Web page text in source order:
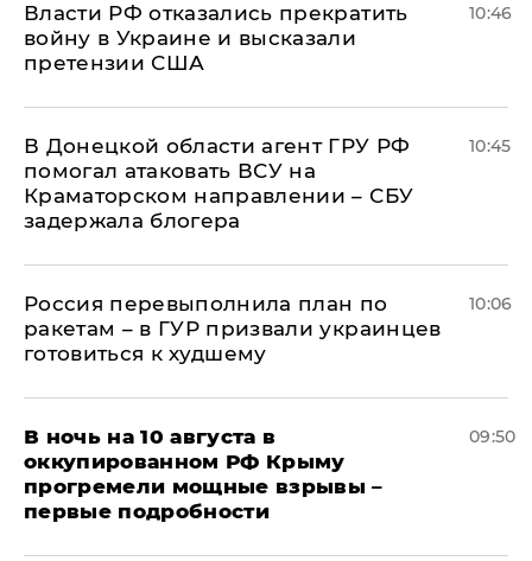
Власти РФ отказались прекратить
войну в Украине и высказали
претензии США
10:46
В Донецкой области агент ГРУ РФ
помогал атаковать ВСУ на
Краматорском направлении – СБУ
задержала блогера
10:45
Россия перевыполнила план по
ракетам – в ГУР призвали украинцев
готовиться к худшему
10:06
В ночь на 10 августа в
оккупированном РФ Крыму
прогремели мощные взрывы –
первые подробности
09:50